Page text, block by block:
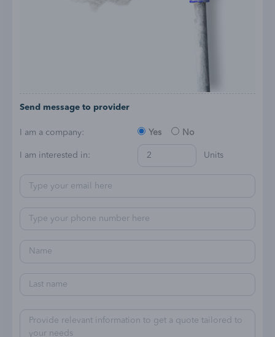
Send message to provider
I am a company: Yes No
I am interested in: Units